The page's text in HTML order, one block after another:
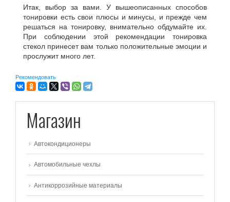
Итак, выбор за вами. У вышеописанных способов
тонировки есть свои плюсы и минусы, и прежде чем
решаться на тонировку, внимательно обдумайте их.
При соблюдении этой рекомендации тонировка
стекол принесет вам только положительные эмоции и
прослужит много лет.
Рекомендовать
Магазин
Автокондиционеры
Автомобильные чехлы
Антикоррозийные материалы